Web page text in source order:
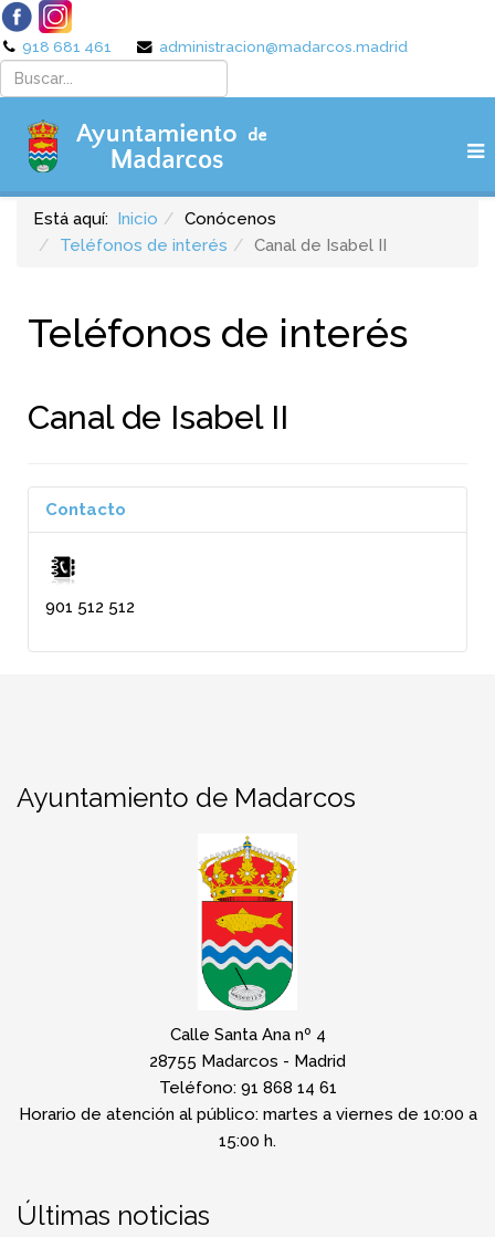
918 681 461 administracion@madarcos.madrid
Está aquí: Inicio
Conócenos
Teléfonos de interés
Canal de Isabel II
Teléfonos de interés
Canal de Isabel II
Contacto
901 512 512
Ayuntamiento de Madarcos
Calle Santa Ana nº 4
28755 Madarcos - Madrid
Teléfono: 91 868 14 61
Horario de atención al público: martes a viernes de 10:00 a
15:00 h.
Últimas noticias